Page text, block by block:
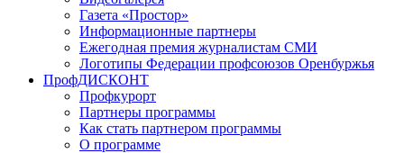
Газета «Простор»
Информационные партнеры
Ежегодная премия журналистам СМИ
Логотипы Федерации профсоюзов Оренбуржья
ПрофДИСКОНТ
Профкурорт
Партнеры программы
Как стать партнером программы
О программе